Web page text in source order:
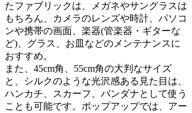
たファブリックは、メガネやサングラスは
もちろん、カメラのレンズや時計、パソコ
ンや携帯の画面、楽器(管楽器・ギターな
ど)、グラス、お皿などのメンテナンスに
おすすめ。
また、45cm角、55cm角の大判なサイズ
と、シルクのような光沢感ある見た目は、
ハンカチ、スカーフ、バンダナとして使う
ことも可能です。ポップアップでは、アー